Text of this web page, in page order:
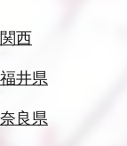
関西
福井県
奈良県
券
テ